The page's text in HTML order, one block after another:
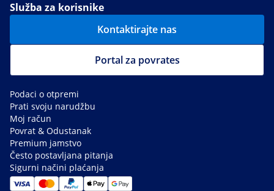
Služba za korisnike
Kontaktirajte nas
Portal za povrates
Podaci o otpremi
Prati svoju narudžbu
Moj račun
Povrat & Odustanak
Premium jamstvo
Često postavljana pitanja
Sigurni načini plaćanja